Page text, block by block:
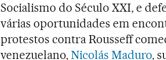
Socialismo do Século XXI, e
várias oportunidades em
protestos contra Rousseff
venezuelano,Nicolás Maduro,